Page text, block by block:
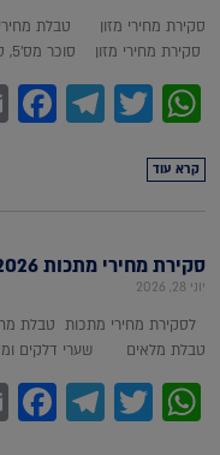
סקירת מחירי מזון טבלת
סקירת מחירי מזון סוכר מס'5, סוכר מס' 11, קקאו,
קרא עוד
סקירת מחירי מתכות 25.6.2026
יוני 28, 2026
לסקירת מחירי מתכות טבלת
טבלת מלאים שערי דלקים